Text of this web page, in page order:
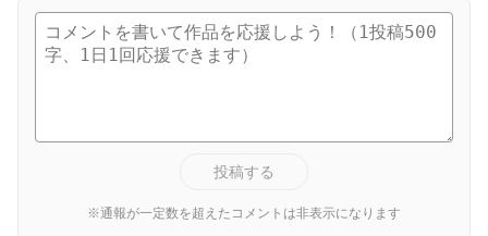
投稿する
※通報が一定数を超えたコメントは非表示になります